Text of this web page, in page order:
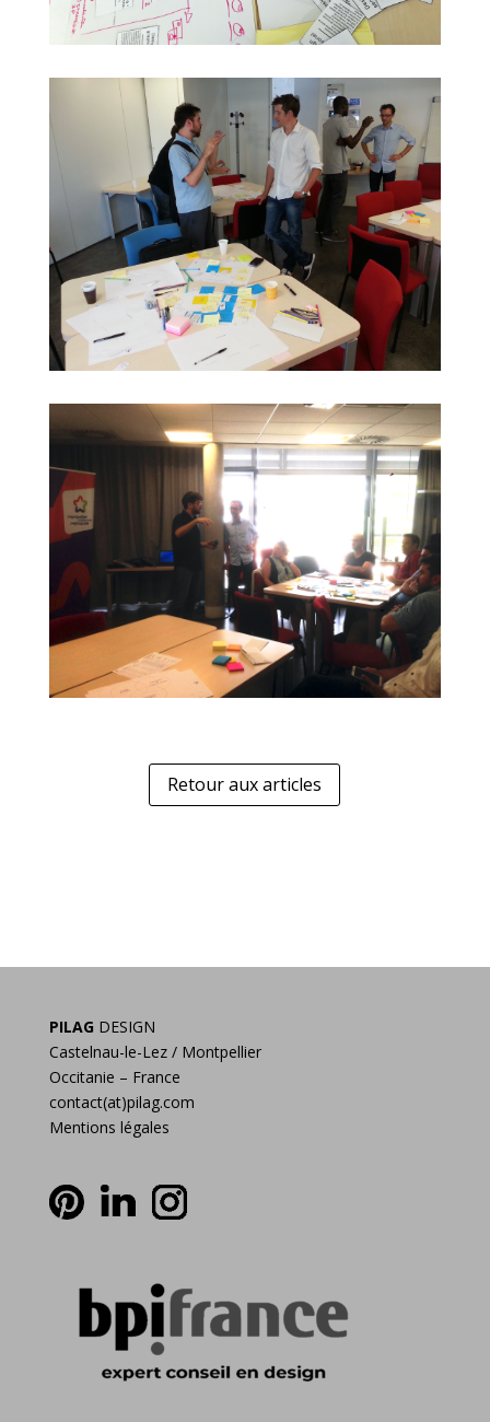
Retour aux articles
PILAG DESIGN
Castelnau-le-Lez / Montpellier
Occitanie – France
contact(at)pilag.com
Mentions légales